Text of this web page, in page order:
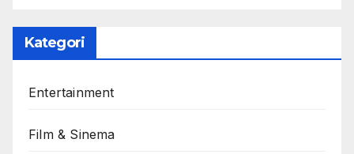
Kategori
Entertainment
Film & Sinema